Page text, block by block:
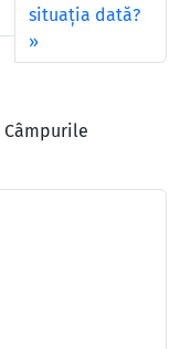
situaţia dată?
Câmpurile